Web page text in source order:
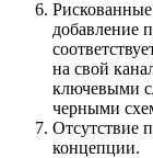
добавление
на свой
ключевыми
черными
Отсутствие
концепции.